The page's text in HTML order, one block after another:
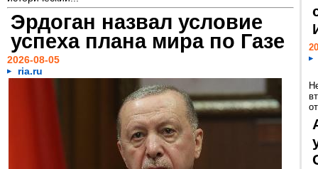
Эрдоган назвал условие
успеха плана мира по Газе
2026-08-05
ria.ru